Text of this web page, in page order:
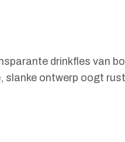
drinkfles van
slanke ontwerp oogt